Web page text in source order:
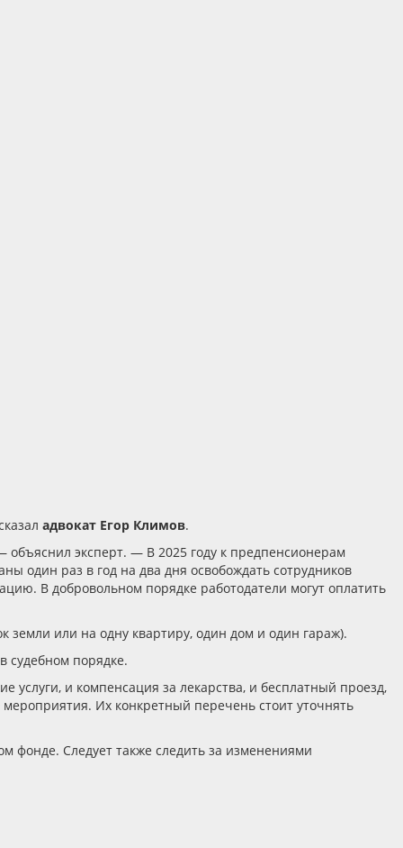
адвокат Егор Климов.
эксперт. — В 2025 году к предпенсионерам
один раз в год на два дня освобождать сотрудников
В добровольном порядке работодатели могут оплатить
земли или на одну квартиру, один дом и один гараж).
судебном порядке.
услуги, и компенсация за лекарства, и бесплатный проезд,
Их конкретный перечень стоит уточнять
фонде. Следует также следить за изменениями